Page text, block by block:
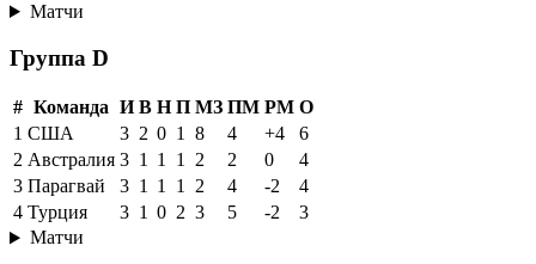
Матчи
Группа D
# Команда И В Н П МЗ ПМ РМ О
1 США 3 2 0 1 8 4 +4
6
2 Австралия 3 1 1 1 2 2 0
4
3 Парагвай 3 1 1 1 2 4 -2
4
4 Турция 3 1 0 2 3 5 -2
3
Матчи